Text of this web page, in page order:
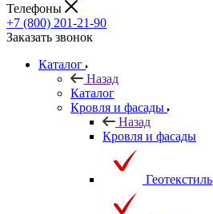
Телефоны
+7 (800) 201-21-90
Заказать звонок
Каталог
Назад
Каталог
Кровля и фасады
Назад
Кровля и фасады
Геотекстиль